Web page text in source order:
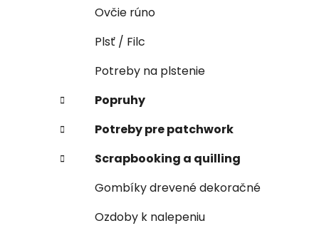
Ovčie rúno
Plsť / Filc
Potreby na plstenie
Popruhy
Potreby pre patchwork
Scrapbooking a quilling
Gombíky drevené dekoračné
Ozdoby k nalepeniu